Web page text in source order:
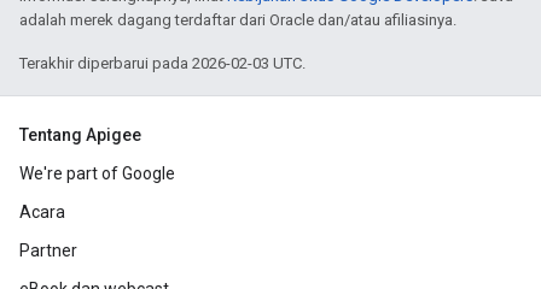
adalah merek dagang terdaftar dari Oracle dan/atau afiliasinya.
Terakhir diperbarui pada 2026-02-03 UTC.
Tentang Apigee
We're part of Google
Acara
Partner